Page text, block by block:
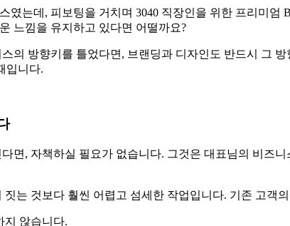
였는데, 피보팅을 거치며 3040 직장인을 위한 프리미
느낌을 유지하고 있다면 어떨까요?
의 방향키를 틀었다면, 브랜딩과 디자인도 반드시 그
입니다.
면, 자책하실 필요가 없습니다. 그것은 대표님의 비즈
는 것보다 훨씬 어렵고 섬세한 작업입니다. 기존 고객
지 않습니다.